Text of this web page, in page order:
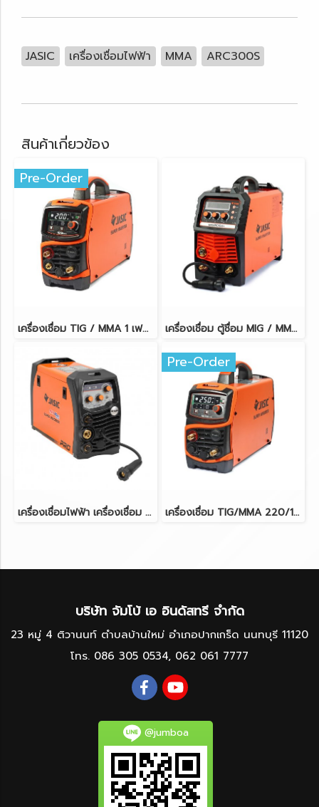
JASIC เครื่องเชื่อมไฟฟ้า MMA ARC300S
สินค้าเกี่ยวข้อง
Pre-Order
เครื่องเชื่อม TIG / MMA 1 เฟส 5.4 KVA 2T/4T ระบบป้องกัน IP21S JASIC TIG200W223 เครื่องเชื่อม ตู้ชื่อม MIG / MMA / Lift TIG แรงดันไฟ 220 โวลต์ JASIC MIG200D+
เครื่องเชื่อมไฟฟ้า เครื่องเชื่อม ตู้เชื่อม MIG / MMA / Lift TIG JASIC MIG160D+
Pre-Order
เครื่องเชื่อม TIG/MMA 220/180A แรงดันไฟเข้า 1 เฟส 220 โวลต์ JASIC TIG250W227II
บริษัท จัมโบ้ เอ อินดัสทรี จำกัด
23 หมู่ 4 ติวานนท์ ตำบลบ้านใหม่ อำเภอปากเกร็ด นนทบุรี 11120
โทร. 086 305 0534, 062 061 7777
@jumboa